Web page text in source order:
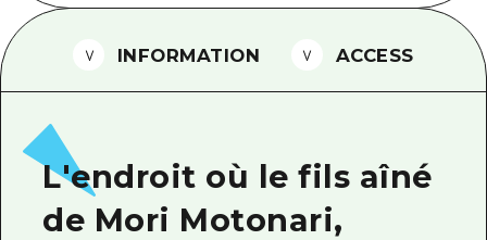
Téléchargement de Photos
Informations sur le transport en
INFORMATION ACCESS
L'endroit où le fils aîné
de Mori Motonari,